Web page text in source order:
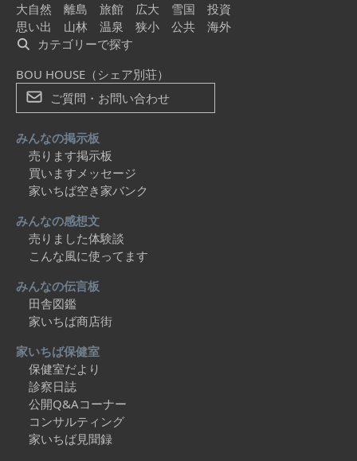
大自然
離島 旅館 広大 雪国
投資
思い出
山林 温泉 狭小 公共
海外
カテゴリーで探す
BOU HOUSE（シェア別荘）
ご質問・お問い合わせ
みんなの掲示板
売ります掲示板
買いますメッセージ
家いちば空き家バンク
みんなの感想文
売りました体験談
こんな風に使ってます
みんなの伝言板
田舎図鑑
家いちば商店街
家いちば保健室
保健室だより
診察日誌
公開Q&Aコーナー
コンサルティング
家いちば見聞録